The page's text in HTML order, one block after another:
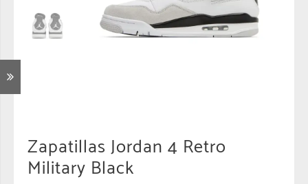
Zapatillas Jordan 4 Retro
Military Black